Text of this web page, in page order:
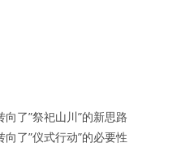
了”祭祀山川”的新思路
了”仪式行动”的必要性